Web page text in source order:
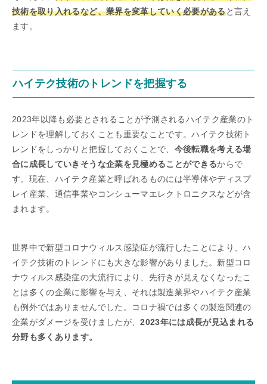
技術を取り入れるなど、業界を変革していく必要があると言え
ます。
ハイテク技術のトレンドを把握する
2023年以降も必要とされることが予測されるハイテク産業のト
レンドを理解しておくことも重要なことです。ハイテク技術ト
レンドをしっかりと把握しておくことで、 今後転職を考える場
合に成長していきそうな企業を見極めることができるからで
す。現在、ハイテク産業と呼ばれるものには半導体やディスプ
レイ産業、通信事業やコンシューマエレクトロニクスなどが含
まれます。
世界中で新型コロナウィルス感染症が流行したことにより、ハ
イテク技術のトレンドにも大きな影響がありました。新型コロ
ナウィルス感染症の大流行により、先行きが見えなくなったこ
とは多くの企業に影響を与え、それは製造業界やハイテク産業
も例外ではありませんでした。コロナ禍では多くの製造関連の
企業がダメージを受けましたが、2023年には成長が見込まれる
分野も多くあります。